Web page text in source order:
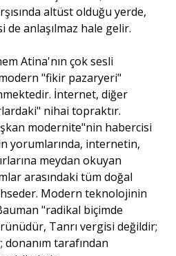
altüst olduğu yerde,
anlaşılmaz hale gelir.
Atina'nın çok sesli
"fikir pazaryeri"
İnternet, diğer
nihai topraktır.
modernite"nin habercisi
yorumlarında, internetin,
meydan okuyan
arasındaki tüm doğal
Modern teknolojinin
"radikal biçimde
Tanrı vergisi değildir;
donanım tarafından